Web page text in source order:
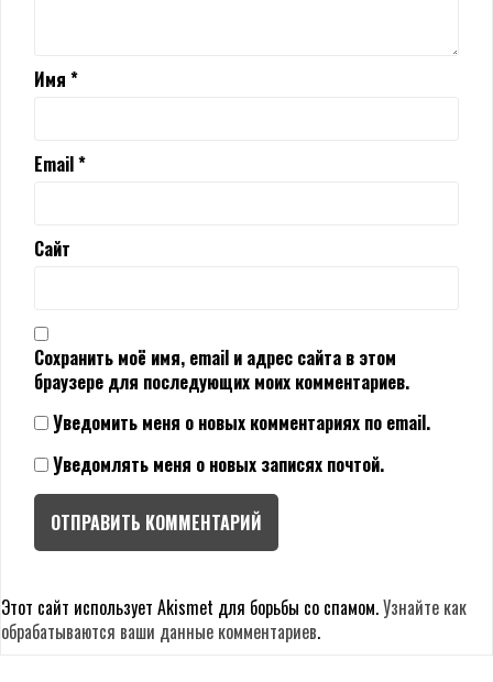
Имя *
Email*
Сайт
Сохранить моё имя, email и адрес сайта в этом
браузере для последующих моих комментариев.
Уведомить меня о новых комментариях по email.
Уведомлять меня о новых записях почтой.
Этот сайт использует Akismet для борьбы со спамом.Узнайте как
обрабатываются ваши данные комментариев.